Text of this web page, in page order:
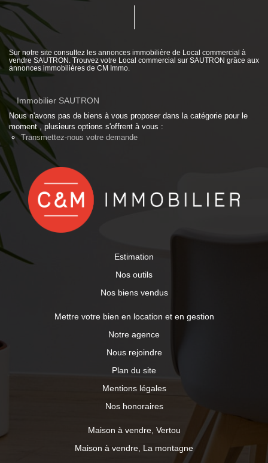
Sur notre site consultez les annonces immobilière de Local commercial à
vendre SAUTRON. Trouvez votre Local commercial sur SAUTRON grâce aux
annonces immobilières de CM Immo.
Immobilier SAUTRON
Nous n'avons pas de biens à vous proposer dans la catégorie pour le
moment , plusieurs options s'offrent à vous :
Transmettez-nous votre demande
Estimation
Nos outils
Nos biens vendus
Mettre votre bien en location et en gestion
Notre agence
Nous rejoindre
Plan du site
Mentions légales
Nos honoraires
Maison à vendre, Vertou
Maison à vendre, La montagne